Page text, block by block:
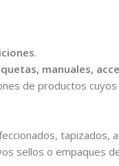
.
manuales,
de productos
tapizados,
sellos o empaques